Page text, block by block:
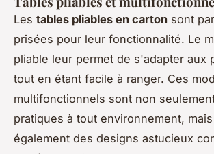
Les tables pliables en carton sont
prisées pour leur fonctionnalité. Le
pliable leur permet de s'adapter aux
tout en étant facile à ranger. Ces
multifonctionnels sont non
pratiques à tout environnement,
également des designs astucieux